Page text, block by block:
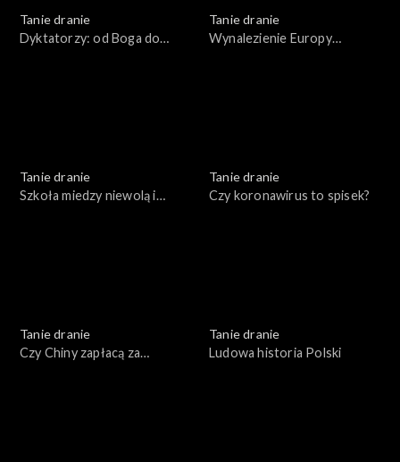
Tanie dranie
Dyktatorzy: od Boga do
Tanie dranie
Wynalezienie Europy
Tanie dranie
Szkoła miedzy niewolą i
Tanie dranie
Czy koronawirus to spisek?
Tanie dranie
Czy Chiny zapłacą za
Tanie dranie
Ludowa historia Polski